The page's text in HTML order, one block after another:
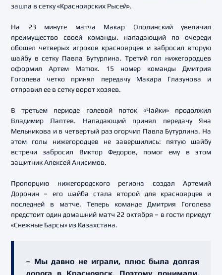
зашла в сетку «Красноярских Рысей».
На 23 минуте матча Макар Ополинский увеличил
преимущество своей команды. нападающий по очереди
обошел четверых игроков красноярцев и забросил вторую
шайбу в сетку Павла Бутурлина. Третий гол нижегородцев
оформил Артем Матюк. 15 номер команды Дмитрия
Гоголева четко принял передачу Макара Глазунова и
отправил ее в сетку ворот хозяев.
В третьем периоде голевой поток «Чайки» продолжил
Владимир Лаптев. Нападающий принял передачу Яна
Мельникова и в четвертый раз огорчил Павла Бутурлина. На
этом голы нижегородцев не завершились: пятую шайбу
встречи забросил Виктор Федоров, помог ему в этом
защитник Алексей Анисимов.
Пропорцию нижегородского региона создал Артемий
Доронин – его шайба стала второй для красноярцев и
последней в матче. Теперь команде Дмитрия Гоголева
предстоит один домашний матч 22 октября – в гости приедут
«Снежные Барсы» из Казахстана.
– Мы давно не играли, плюс была долгая